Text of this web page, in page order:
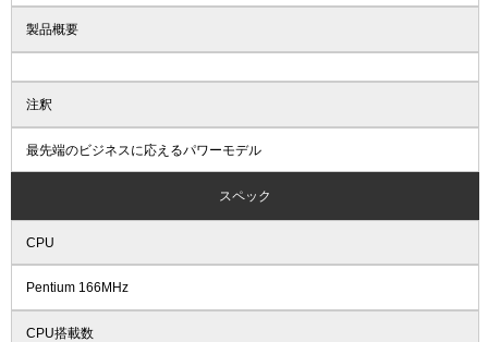
製品概要
注釈
最先端のビジネスに応えるパワーモデル
スペック
CPU
Pentium 166MHz
CPU搭載数